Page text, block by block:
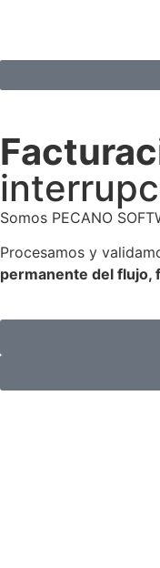
Somos PECANO
Procesamos y
permanente del flujo, f